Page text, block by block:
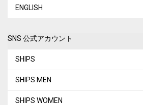
音楽/本・雑誌
ベビー
浴衣/和装小物
ギフト
ENGLISH
SNS 公式アカウント
SHIPS
SHIPS MEN
SHIPS WOMEN